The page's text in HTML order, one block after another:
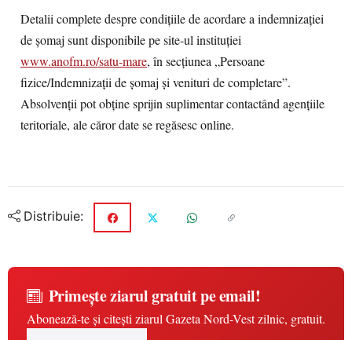
Detalii complete despre condiţiile de acordare a indemnizaţiei
de şomaj sunt disponibile pe site-ul instituţiei
www.anofm.ro/satu-mare, în secţiunea „Persoane
fizice/Indemnizaţii de şomaj şi venituri de completare”.
Absolvenţii pot obţine sprijin suplimentar contactând agenţiile
teritoriale, ale căror date se regăsesc online.
Distribuie:
Primește ziarul gratuit pe email!
Abonează-te și citești ziarul Gazeta Nord-Vest zilnic, gratuit.